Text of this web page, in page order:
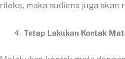
rileks, maka audiens juga
Tetap Lakukan Kontak